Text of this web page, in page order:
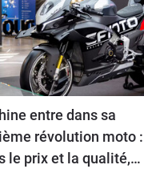
entre dans sa
révolution moto :
le prix et la qualité,